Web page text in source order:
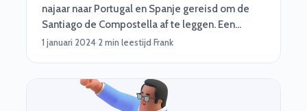
najaar naar Portugal en Spanje gereisd om de
Santiago de Compostella af te leggen. Een
pelgrimstocht met oneindig veel fabuleuze
1 januari 2024·2 min leestijd·Frank